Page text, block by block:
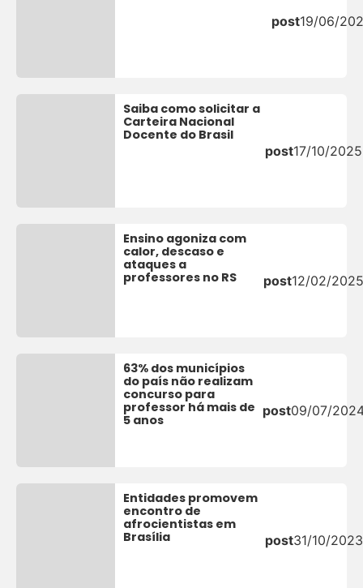
post19/06/
Saiba como solicitar a
Carteira Nacional
Docente do Brasil
post17/10/2025
Ensino agoniza com
calor, descaso e
ataques a
professores no RS
post12/02/
63% dos municípios
do país não realizam
concurso para
professor há mais de
5 anos
post09/07/
Entidades promovem
encontro de
afrocientistas em
Brasília
post31/10/2023